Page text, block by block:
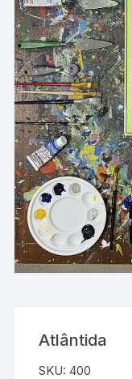
Atlântida
SKU:400